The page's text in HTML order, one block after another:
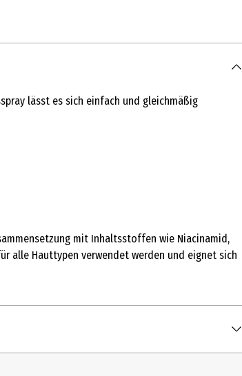
lässt es sich einfach und gleichmäßig
mit Inhaltsstoffen wie Niacinamid,
alle Hauttypen verwendet werden und eignet sich